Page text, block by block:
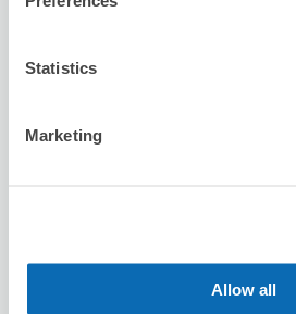
Statistics
Marketing
Allow all
8/12